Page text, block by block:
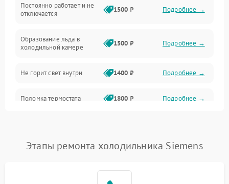
Постоянно работает и не
отключается
1500 ₽ Подробнее →
Образование льда в
холодильной камере
1500 ₽ Подробнее →
Не горит свет внутри 1400 ₽ Подробнее →
Поломка термостата 1800 ₽ Подробнее →
Поломка системы No Frost 2600 ₽ Подробнее →
Этапы ремонта холодильника Siemens